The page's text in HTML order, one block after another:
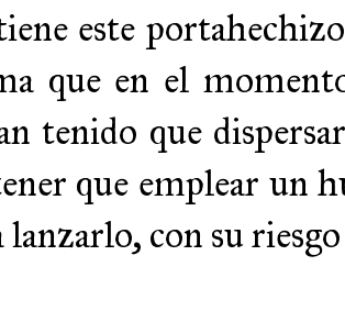
este
que en el
tenido que
que emplear un
lanzarlo, con su